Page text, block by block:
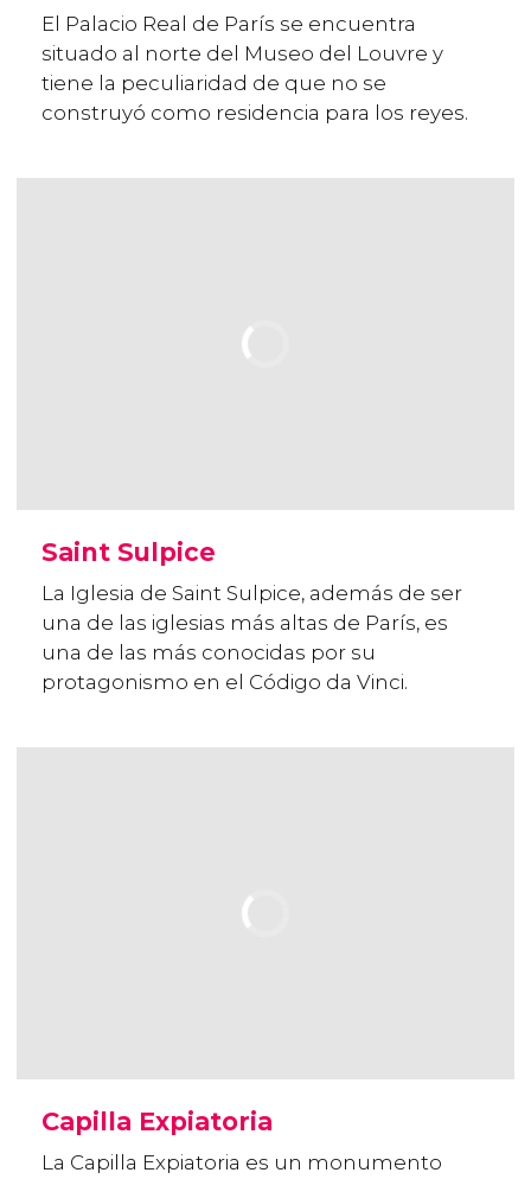
El Palacio Real de París se encuentra
situado al norte del Museo del Louvre y
tiene la peculiaridad de que no se
construyó como residencia para los reyes.
Saint Sulpice
La Iglesia de Saint Sulpice, además de ser
una de las iglesias más altas de París, es
una de las más conocidas por su
protagonismo en el Código da Vinci.
Capilla Expiatoria
La Capilla Expiatoria es un monumento